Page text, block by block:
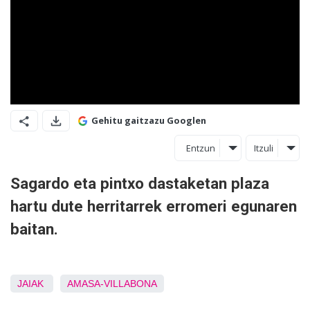
Gehitu gaitzazu Googlen
Entzun Itzuli
Sagardo eta pintxo dastaketan plaza
hartu dute herritarrek erromeri egunaren
baitan.
JAIAK AMASA-VILLABONA